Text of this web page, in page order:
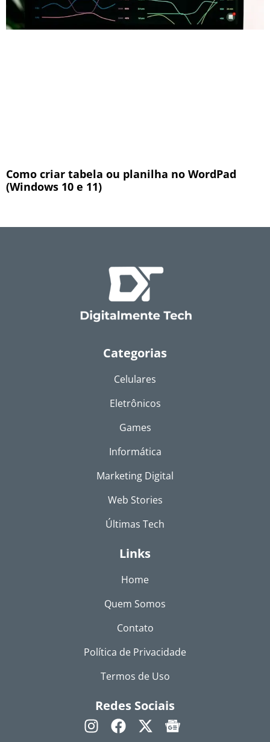
Como criar tabela ou planilha no WordPad
(Windows 10 e 11)
Categorias
Celulares
Eletrônicos
Games
Informática
Marketing Digital
Web Stories
Últimas Tech
Links
Home
Quem Somos
Contato
Política de Privacidade
Termos de Uso
Redes Sociais